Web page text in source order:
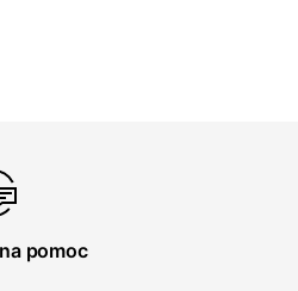
pomoc